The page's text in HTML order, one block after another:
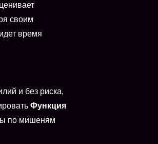
своим
время
и без риска,
Функция
по мишеням